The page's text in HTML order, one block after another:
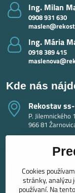
Ing​. Milan
0908 931 630
Ing​. Mária
0918 389 415
Kde nás
Rekostav
P. Jilemnického
966 81
Cookies
stránky, analýzu
používaní. Na